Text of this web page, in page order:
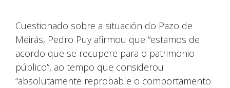
Cuestionado sobre a situación do Pazo de
Meirás, Pedro Puy afirmou que “estamos de
acordo que se recupere para o patrimonio
público”, ao tempo que considerou
“absolutamente reprobable o comportamento